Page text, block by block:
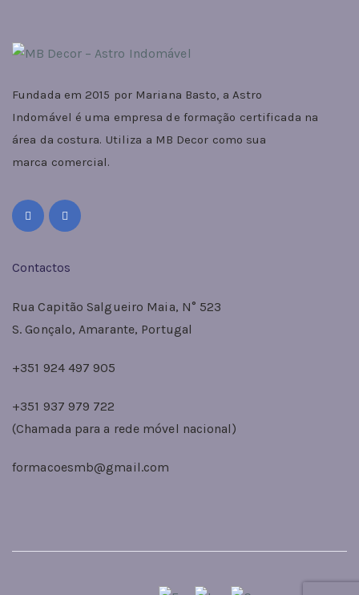
Fundada em 2015 por Mariana Basto, a Astro
Indomável é uma empresa de formação certificada na
área da costura. Utiliza a MB Decor como sua
marca comercial.
Contactos
Rua Capitão Salgueiro Maia, N° 523
S. Gonçalo, Amarante, Portugal
+351 924 497 905
+351 937 979 722
(Chamada para a rede móvel nacional)
formacoesmb@gmail.com